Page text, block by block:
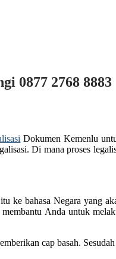
0877 2768 8883
Dokumen Kemenlu
Di mana proses
ke bahasa Negara yang
Anda untuk
cap basah.